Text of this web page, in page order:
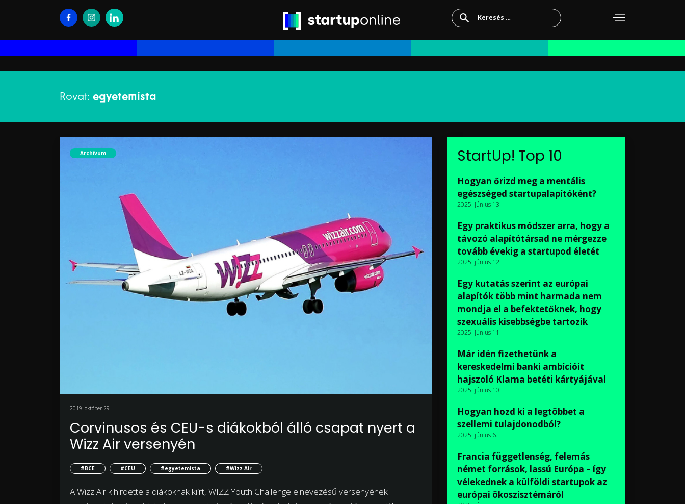
Keresés:
Rovat: egyetemista
Archívum
2019. október 29.
Corvinusos és CEU-s diákokból álló csapat nyert a
Wizz Air versenyén
#BCE #CEU #egyetemista #Wizz Air
A Wizz Air kihirdette a diákoknak kiírt, WIZZ Youth Challenge elnevezésű versenyének
StartUp! Top 10
Hogyan őrizd meg a mentális
egészséged startupalapítóként?
2025. június 13.
Egy praktikus módszer arra, hogy a
távozó alapítótársad ne mérgezze
tovább évekig a startupod életét
2025. június 12.
Egy kutatás szerint az európai
alapítók több mint harmada nem
mondja el a befektetőknek, hogy
szexuális kisebbségbe tartozik
2025. június 11.
Már idén fizethetünk a
kereskedelmi banki ambícióit
hajszoló Klarna betéti kártyájával
2025. június 10.
Hogyan hozd ki a legtöbbet a
szellemi tulajdonodból?
2025. június 6.
Francia függetlenség, felemás
német források, lassú Európa – így
vélekednek a külföldi startupok az
európai ökoszisztémáról